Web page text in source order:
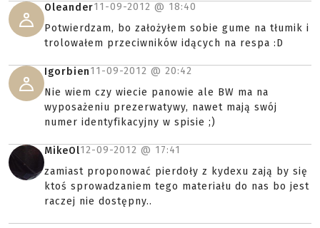
Oleander11-09-2012 @ 18:40
Potwierdzam, bo założyłem sobie gume na tłumik i
trolowałem przeciwników idących na respa :D
Igorbien11-09-2012 @ 20:42
Nie wiem czy wiecie panowie ale BW ma na
wyposażeniu prezerwatywy, nawet mają swój
numer identyfikacyjny w spisie ;)
MikeOl12-09-2012 @ 17:41
zamiast proponować pierdoły z kydexu zają by się
ktoś sprowadzaniem tego materiału do nas bo jest
raczej nie dostępny..